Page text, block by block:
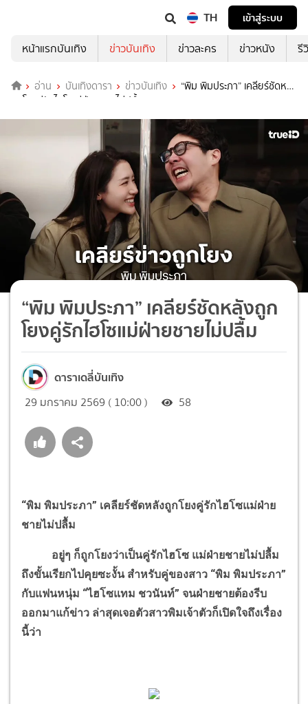
TH
เข้าสู่ระบบ
หน้าแรกบันเทิง
ข่าวบันเทิง ข่าวละคร ข่าวหนัง รี
อ่าน บันเทิงดารา ข่าวบันเทิง
“พิม พิมประภา” เคลียร์ชัดหลัง
ถูกโยงคู่รักไฮโซแม่ฝ่ายชายไม่ปลื้ม
“พิม พิมประภา” เคลียร์ชัดหลังถูก
โยงคู่รักไฮโซแม่ฝ่ายชายไม่ปลื้ม
ดาราเดลี่บันเทิง
29 มกราคม 2569 ( 10:00 ) 58
“พิม พิมประภา” เคลียร์ชัดหลังถูกโยงคู่รักไฮโซแม่ฝ่าย
ชายไม่ปลื้ม
อยู่ๆ ก็ถูกโยงว่าเป็นคู่รักไฮโซ แม่ฝ่ายชายไม่ปลื้ม
ถึงขั้นเรียกไปคุยซะงั้น สำหรับคู่ของสาว “พิม พิมประภา”
กับแฟนหนุ่ม “ไฮโซแทม ชวนันท์” จนฝ่ายชายต้องรีบ
ออกมาแก้ข่าว ล่าสุดเจอตัวสาวพิมเจ้าตัวก็เปิดใจถึงเรื่อง
นี้ว่า